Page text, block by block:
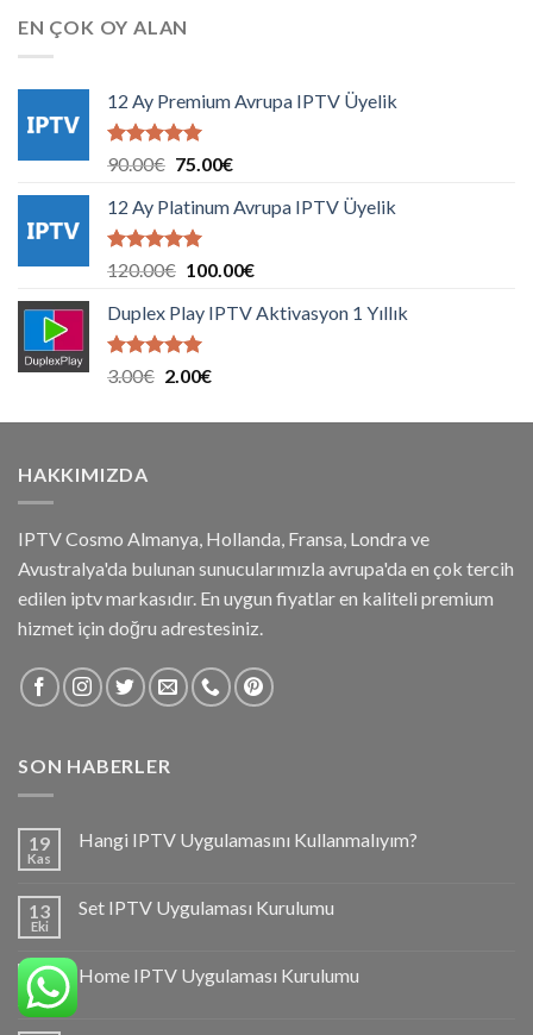
EN ÇOK OY ALAN
12 Ay Premium Avrupa IPTV Üyelik
5 üzerinden
aldı
90.00€ Orijinal
90.00€.
75.00€Şu
fiyat:
12 Ay Platinum Avrupa IPTV Üyelik
5 üzerinden
aldı
120.00€ Orijinal
120.00€.
100.00€Şu
fiyat:
Duplex Play IPTV Aktivasyon 1 Yıllık
5 üzerinden
3.00€ Orijinal
3.00€.
2.00€Şu
fiyat:
HAKKIMIZDA
IPTV Cosmo Almanya, Hollanda, Fransa, Londra ve
Avustralya'da bulunan sunucularımızla avrupa'da en çok tercih
edilen iptv markasıdır. En uygun fiyatlar en kaliteli premium
hizmet için doğru adrestesiniz.
SON HABERLER
19
Kas
Hangi IPTV Uygulamasını Kullanmalıyım?
13
Eki
Set IPTV Uygulaması Kurulumu
13
Eki
Home IPTV Uygulaması Kurulumu